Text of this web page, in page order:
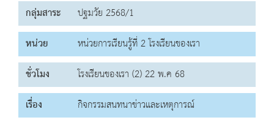
กลุ่มสาระ
ปฐมวัย 2568/1
หน่วย
หน่วยการเรียนรู้ที่ 2 โรงเรียนของเรา
ชั่วโมง
โรงเรียนของเรา (2) 22 พ.ค 68
เรื่อง
กิจกรรมสนทนาข่าวและเหตุการณ์